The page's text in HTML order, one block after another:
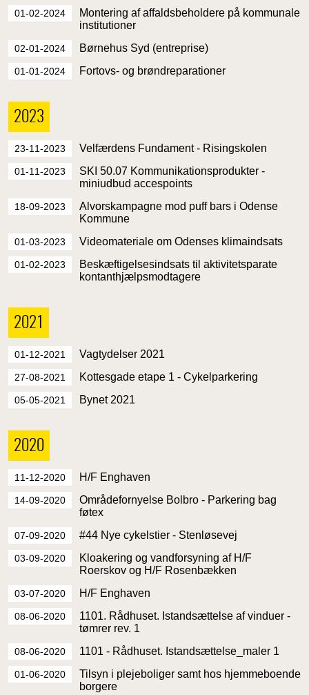
01-02-2024
Montering af affaldsbeholdere på kommunale
institutioner
02-01-2024 Børnehus Syd (entreprise)
01-01-2024 Fortovs- og brøndreparationer
2023
23-11-2023 Velfærdens Fundament - Risingskolen
01-11-2023
SKI 50.07 Kommunikationsprodukter -
miniudbud accespoints
18-09-2023
Alvorskampagne mod puff bars i Odense
Kommune
01-03-2023 Videomateriale om Odenses klimaindsats
01-02-2023
Beskæftigelsesindsats til aktivitetsparate
kontanthjælpsmodtagere
2021
01-12-2021 Vagtydelser 2021
27-08-2021 Kottesgade etape 1 - Cykelparkering
05-05-2021 Bynet 2021
2020
11-12-2020 H/F Enghaven
14-09-2020
Områdefornyelse Bolbro - Parkering bag
føtex
07-09-2020 #44 Nye cykelstier - Stenløsevej
03-09-2020
Kloakering og vandforsyning af H/F
Roerskov og H/F Rosenbækken
03-07-2020 H/F Enghaven
08-06-2020
1101. Rådhuset. Istandsættelse af vinduer -
tømrer rev. 1
08-06-2020 1101 - Rådhuset. Istandsættelse_maler 1
01-06-2020
Tilsyn i plejeboliger samt hos hjemmeboende
borgere